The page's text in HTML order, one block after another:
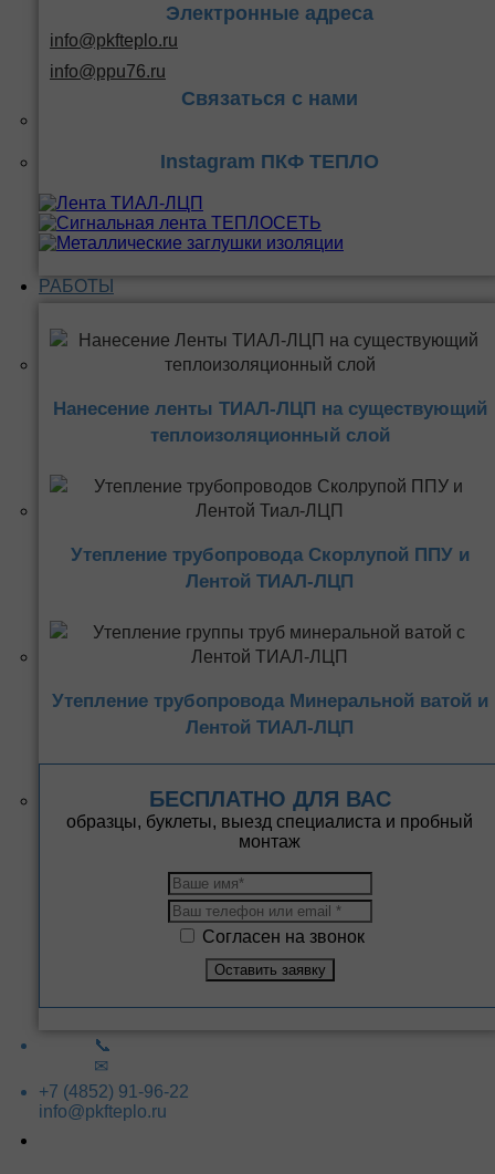
Электронные адреса
info@pkfteplo.ru
info@ppu76.ru
Связаться с нами
Instagram ПКФ ТЕПЛО
РАБОТЫ
Нанесение ленты ТИАЛ-ЛЦП на существующий
теплоизоляционный слой
Утепление трубопровода Скорлупой ППУ и
Лентой ТИАЛ-ЛЦП
Утепление трубопровода Минеральной ватой и
Лентой ТИАЛ-ЛЦП
БЕСПЛАТНО ДЛЯ ВАС
образцы, буклеты, выезд специалиста и пробный
монтаж
Согласен на звонок
📞
✉
+7 (4852) 91-96-22
info@pkfteplo.ru